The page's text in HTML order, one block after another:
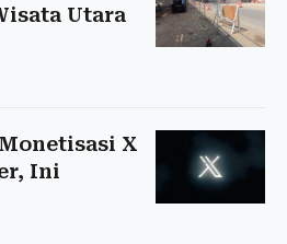
Utara
X
Ini